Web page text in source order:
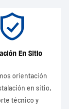
En Sitio
orientación
en sitio,
técnico y